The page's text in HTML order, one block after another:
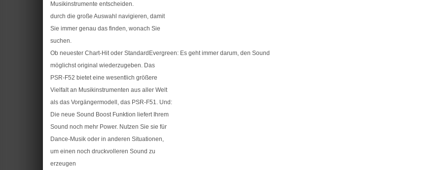
Musikinstrumente entscheiden.
durch die große Auswahl navigieren, damit
Sie immer genau das finden, wonach Sie
suchen.
Ob neuester Chart-Hit oder StandardEvergreen: Es geht immer darum, den Sound
möglichst original wiederzugeben. Das
PSR-F52 bietet eine wesentlich größere
Vielfalt an Musikinstrumenten aus aller Welt
als das Vorgängermodell, das PSR-F51. Und:
Die neue Sound Boost Funktion liefert Ihrem
Sound noch mehr Power. Nutzen Sie sie für
Dance-Musik oder in anderen Situationen,
um einen noch druckvolleren Sound zu
erzeugen